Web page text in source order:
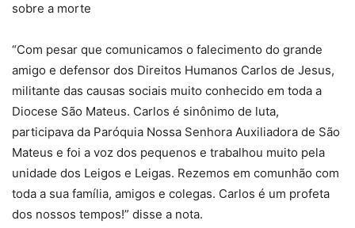
sobre a morte
“Com pesar que comunicamos o falecimento do grande
amigo e defensor dos Direitos Humanos Carlos de Jesus,
militante das causas sociais muito conhecido em toda a
Diocese São Mateus. Carlos é sinônimo de luta,
participava da Paróquia Nossa Senhora Auxiliadora de São
Mateus e foi a voz dos pequenos e trabalhou muito pela
unidade dos Leigos e Leigas. Rezemos em comunhão com
toda a sua família, amigos e colegas. Carlos é um profeta
dos nossos tempos!” disse a nota.